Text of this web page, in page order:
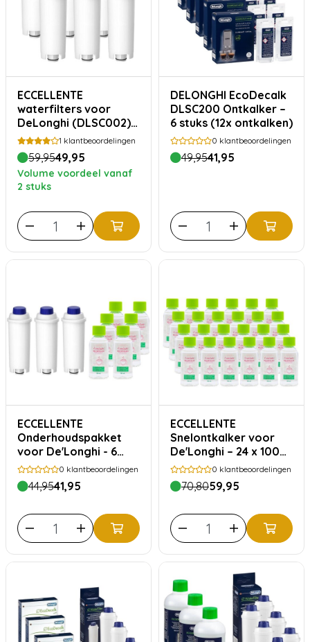
ECCELLENTE
waterfilters voor
DeLonghi (DLSC002) –
6 stuks 1 klantbeoordelingen
59,9549,95
Volume voordeel vanaf
2 stuks
DELONGHI EcoDecalk
DLSC200 Ontkalker –
6 stuks (12x ontkalken)
0 klantbeoordelingen
49,9541,95
ECCELLENTE
Onderhoudspakket
voor De'Longhi - 6
maanden
0 klantbeoordelingen
44,9541,95
ECCELLENTE
Snelontkalker voor
De'Longhi – 24 x 100
ml
0 klantbeoordelingen
70,8059,95